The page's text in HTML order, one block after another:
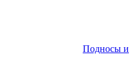
Подносы и